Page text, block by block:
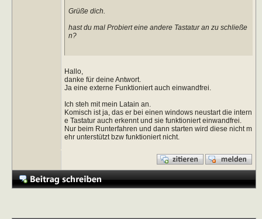
Grüße dich.
hast du mal Probiert eine andere Tastatur an zu schließe
n?
Hallo,
danke für deine Antwort.
Ja eine externe Funktioniert auch einwandfrei.
Ich steh mit mein Latain an.
Komisch ist ja, das er bei einen windows neustart die intern
e Tastatur auch erkennt und sie funktioniert einwandfrei.
Nur beim Runterfahren und dann starten wird diese nicht m
ehr unterstützt bzw funktioniert nicht.